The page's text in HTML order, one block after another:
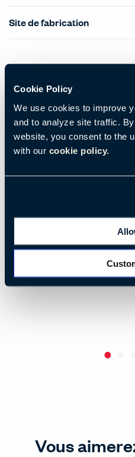
Cookie Policy
We use cookies to improve
and to analyze site traffic.
website, you consent to the
with our cookie policy.
Site de fabrication
Vous